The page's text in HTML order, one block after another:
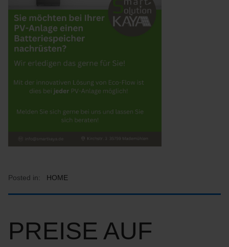
Posted in: HOME
PREISE AUF